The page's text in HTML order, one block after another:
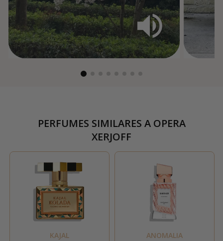
PERFUMES SIMILARES AOPERA
XERJOFF
KAJAL ANOMALIA